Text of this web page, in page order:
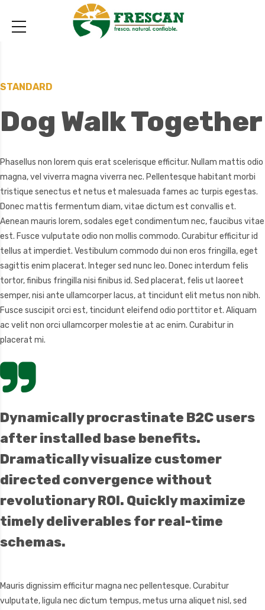
STANDARD
Dog Walk Together
Phasellus non lorem quis erat scelerisque efficitur. Nullam mattis odio
magna, vel viverra magna viverra nec. Pellentesque habitant morbi
tristique senectus et netus et malesuada fames ac turpis egestas.
Donec mattis fermentum diam, vitae dictum est convallis et.
Aenean mauris lorem, sodales eget condimentum nec, faucibus vitae
est. Fusce vulputate odio non mollis commodo. Curabitur efficitur id
tellus at imperdiet. Vestibulum commodo dui non eros fringilla, eget
sagittis enim placerat. Integer sed nunc leo. Donec interdum felis
tortor, finibus fringilla nisi finibus id. Sed placerat, felis ut laoreet
semper, nisi ante ullamcorper lacus, at tincidunt elit metus non nibh.
Fusce suscipit orci est, tincidunt eleifend odio porttitor et. Aliquam
ac velit non orci ullamcorper molestie at ac enim. Curabitur in
placerat mi.
Dynamically procrastinate B2C users
after installed base benefits.
Dramatically visualize customer
directed convergence without
revolutionary ROI. Quickly maximize
timely deliverables for real-time
schemas.
Mauris dignissim efficitur magna nec pellentesque. Curabitur
vulputate, ligula nec dictum tempus, metus urna aliquet nisl, sed